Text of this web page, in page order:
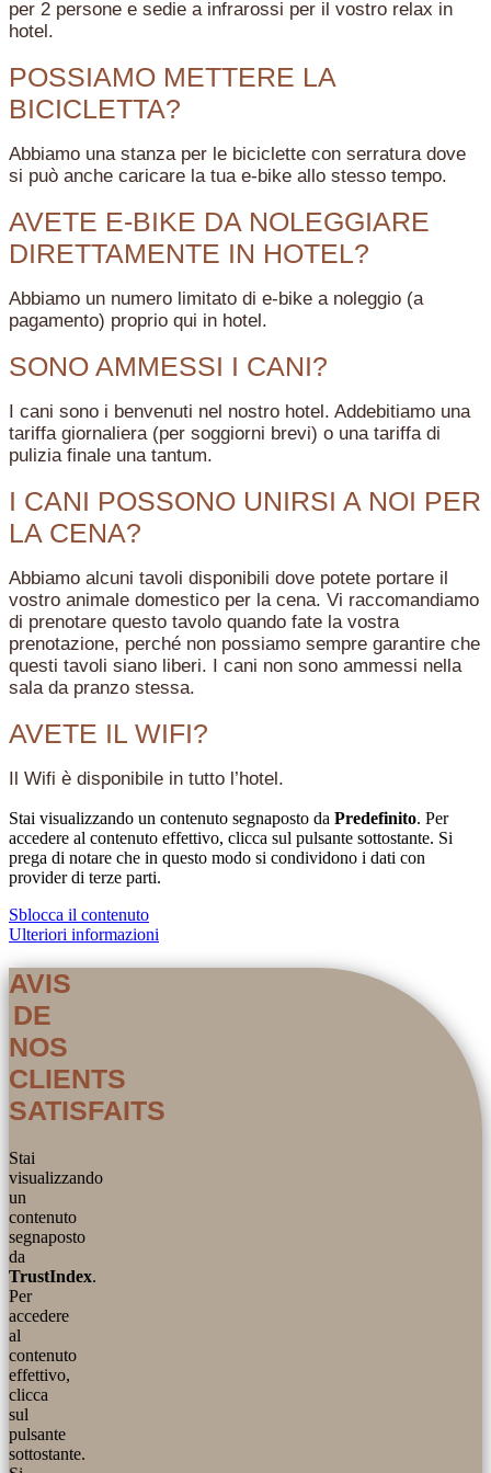
per 2 persone e sedie a infrarossi per il vostro relax in
hotel.
POSSIAMO METTERE LA
BICICLETTA?
Abbiamo una stanza per le biciclette con serratura dove
si può anche caricare la tua e-bike allo stesso tempo.
AVETE E-BIKE DA NOLEGGIARE
DIRETTAMENTE IN HOTEL?
Abbiamo un numero limitato di e-bike a noleggio (a
pagamento) proprio qui in hotel.
SONO AMMESSI I CANI?
I cani sono i benvenuti nel nostro hotel. Addebitiamo una
tariffa giornaliera (per soggiorni brevi) o una tariffa di
pulizia finale una tantum.
I CANI POSSONO UNIRSI A NOI PER
LA CENA?
Abbiamo alcuni tavoli disponibili dove potete portare il
vostro animale domestico per la cena. Vi raccomandiamo
di prenotare questo tavolo quando fate la vostra
prenotazione, perché non possiamo sempre garantire che
questi tavoli siano liberi. I cani non sono ammessi nella
sala da pranzo stessa.
AVETE IL WIFI?
Il Wifi è disponibile in tutto l’hotel.
Stai visualizzando un contenuto segnaposto da Predefinito. Per
accedere al contenuto effettivo, clicca sul pulsante sottostante. Si
prega di notare che in questo modo si condividono i dati con
provider di terze parti.
Sblocca il contenuto
Ulteriori informazioni
AVIS
DE
NOS
CLIENTS
SATISFAITS
Stai
visualizzando
un
contenuto
segnaposto
da
TrustIndex.
Per
accedere
al
contenuto
effettivo,
clicca
sul
pulsante
sottostante.